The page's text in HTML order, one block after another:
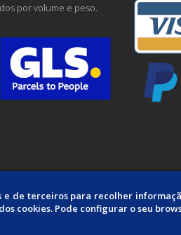
de terceiros para recolher
cookies. Pode configurar o seu
por volume e peso.